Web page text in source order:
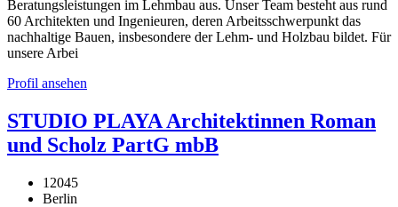
Beratungsleistungen im Lehmbau aus. Unser Team besteht aus rund
60 Architekten und Ingenieuren, deren Arbeitsschwerpunkt das
nachhaltige Bauen, insbesondere der Lehm- und Holzbau bildet. Für
unsere Arbei
Profil ansehen
STUDIO PLAYA Architektinnen Roman
und Scholz PartG mbB
12045
Berlin